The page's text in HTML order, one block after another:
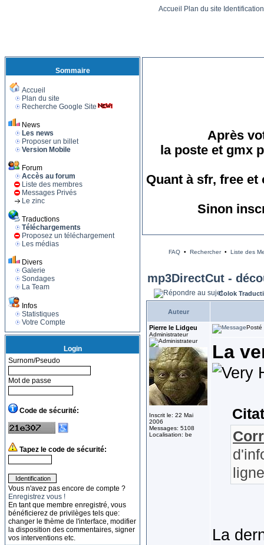
Accueil Plan du site
Sommaire
Accueil
Plan du site
Recherche Google Site
News
Les news
Proposer un billet
Version Mobile
Forum
Accès au forum
Liste des membres
Messages Privés
Le zinc
Traductions
Téléchargements
Proposez un téléchargement
Les médias
Divers
Galerie
Sondages
La Team
Infos
Statistiques
Votre Compte
Login
Surnom/Pseudo
Mot de passe
Code de sécurité:
Tapez le code de sécurité:
Vous n'avez pas encore de compte ?
Enregistrez vous !
En tant que membre enregistré, vous
bénéficierez de privilèges tels que:
changer le thème de l'interface, modifier
la disposition des commentaires, signer
vos interventions etc.
Après
la poste et gmx
Quant à sfr, free
Sinon
FAQ • Rechercher• Liste des
mp3DirectCut -
Colok
Auteur
Pierre le Lidgeu
Administrateur
Inscrit le: 22 Mai
2006
Messages: 5108
Localisation: be
Posté
La
La